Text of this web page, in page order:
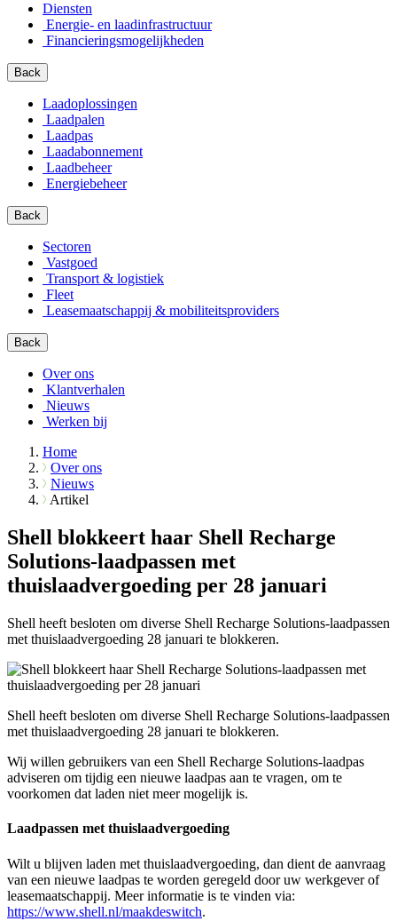
Diensten
Energie- en laadinfrastructuur
Financierings­mogelijkheden
Back
Laadoplossingen
Laadpalen
Laadpas
Laadabonnement
Laadbeheer
Energiebeheer
Back
Sectoren
Vastgoed
Transport & logistiek
Fleet
Leasemaatschappij & mobiliteitsproviders
Back
Over ons
Klantverhalen
Nieuws
Werken bij
Home
Over ons
Nieuws
Artikel
Shell blokkeert haar Shell Recharge
Solutions-laadpassen met
thuislaadvergoeding per 28 januari
Shell heeft besloten om diverse Shell Recharge Solutions-laadpassen
met thuislaadvergoeding 28 januari te blokkeren.
Shell heeft besloten om diverse Shell Recharge Solutions-laadpassen
met thuislaadvergoeding 28 januari te blokkeren.
Wij willen gebruikers van een Shell Recharge Solutions-laadpas
adviseren om tijdig een nieuwe laadpas aan te vragen, om te
voorkomen dat laden niet meer mogelijk is.
Laadpassen met thuislaadvergoeding
Wilt u blijven laden met thuislaadvergoeding, dan dient de aanvraag
van een nieuwe laadpas te worden geregeld door uw werkgever of
leasemaatschappij. Meer informatie is te vinden via:
https://www.shell.nl/maakdeswitch.